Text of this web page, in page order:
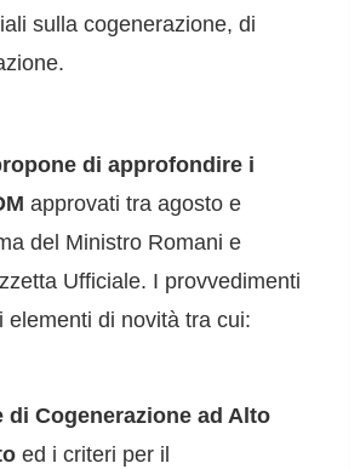
sulla cogenerazione, di
di approfondire i
approvati tra agosto e
del Ministro Romani e
Ufficiale. I provvedimenti
elementi di novità tra cui:
di Cogenerazione ad Alto
ed i criteri per il